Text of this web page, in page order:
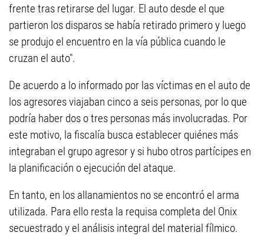
frente tras retirarse del lugar. El auto desde el que
partieron los disparos se había retirado primero y luego
se produjo el encuentro en la vía pública cuando le
cruzan el auto".
De acuerdo a lo informado por las víctimas en el auto de
los agresores viajaban cinco a seis personas, por lo que
podría haber dos o tres personas más involucradas. Por
este motivo, la fiscalía busca establecer quiénes más
integraban el grupo agresor y si hubo otros partícipes en
la planificación o ejecución del ataque.
En tanto, en los allanamientos no se encontró el arma
utilizada. Para ello resta la requisa completa del Onix
secuestrado y el análisis integral del material fílmico.